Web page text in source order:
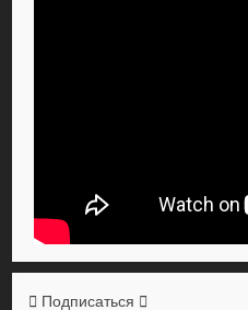
Подписаться